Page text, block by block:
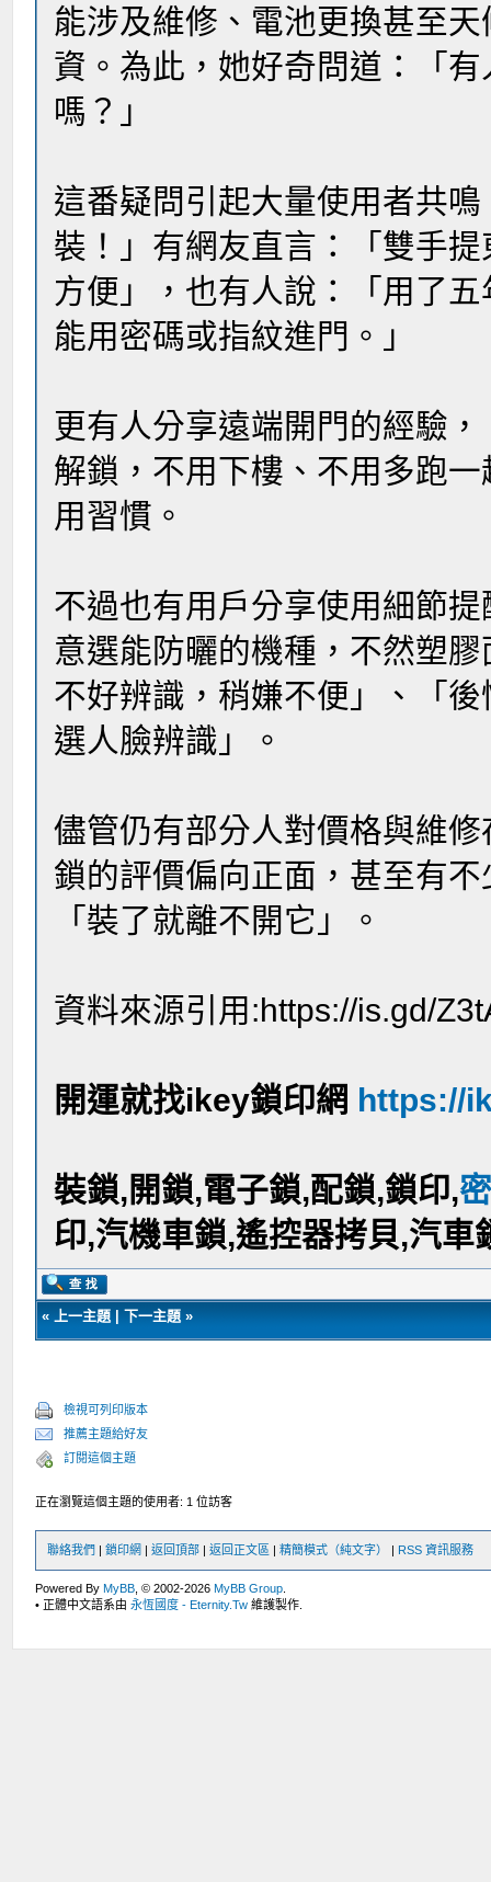
能涉及維修、電池更換甚至
資。為此，她好奇問道：「
嗎？」
這番疑問引起大量使用者共
裝！」有網友直言：「雙手
方便」，也有人說：「用了
能用密碼或指紋進門。」
更有人分享遠端開門的經驗
解鎖，不用下樓、不用多跑
用習慣。
不過也有用戶分享使用細節
意選能防曬的機種，不然塑
不好辨識，稍嫌不便」、「
選人臉辨識」。
儘管仍有部分人對價格與維
鎖的評價偏向正面，甚至有
「裝了就離不開它」。
資料來源引用:https://is.gd/
開運就找ikey鎖印網 https://
裝鎖,開鎖,電子鎖,配鎖,鎖印,
印,汽機車鎖,遙控器拷貝,汽
«上一主題 |下一主題 »
檢視可列印版本
推薦主題給好友
訂閱這個主題
正在瀏覽這個主題的使用者: 1 位訪客
聯絡我們 |鎖印網 |返回頂部 |返回正文區 |精簡模式（純文字） | RSS 資訊服務
Powered ByMyBB , © 2002-2026MyBB Group
• 正體中文語系由永恆國度 - Eternity.Tw 維護製作.